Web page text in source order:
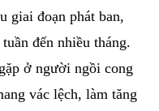
giai đoạn phát ban,
đến nhiều tháng.
ở người ngồi cong
vác lệch, làm tăng